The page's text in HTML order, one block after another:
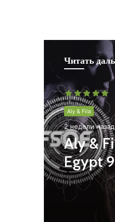
Читать
Aly & Fila
2 недели назад
Aly &
Egypt